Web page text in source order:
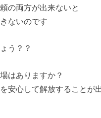
の両方が出来ないと
ないのです
う？？
はありますか？
安心して解放することが